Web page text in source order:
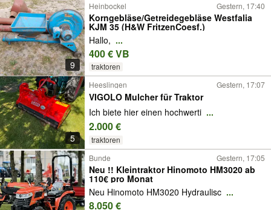
9
Heinbockel Gestern, 17:40
Korngebläse/Getreidegebläse Westfalia
KJM 35 (H&W FritzenCoesf.)
Hallo, ...
400 € VB
traktoren
5
Heeslingen Gestern, 17:07
VIGOLO Mulcher für Traktor
Ich biete hier einen hochwerti ...
2.000 €
traktoren
Bunde Gestern, 17:05
Neu !! Kleintraktor Hinomoto HM3020 ab
110€ pro Monat
Neu Hinomoto HM3020 Hydraulisc ...
8.050 €